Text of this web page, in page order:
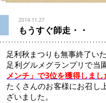
2014.11.27
もうすぐ師走・・
足利秋まつりも無事終了いた
足利グルメグランプリで当
メンチ」で3位を獲得しまし
たくさんのお客様にお召し
ざいました。